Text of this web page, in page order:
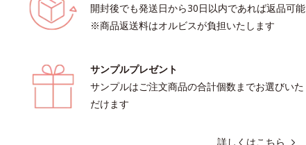
開封後でも発送日から30日以内であれば返品可能
※商品返送料はオルビスが負担いたします
サンプルプレゼント
サンプルはご注文商品の合計個数までお選びいた
だけます
詳しくはこちら